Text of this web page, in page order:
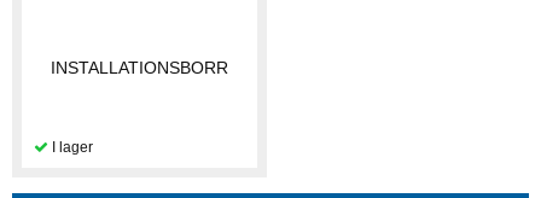
INSTALLATIONSBORR